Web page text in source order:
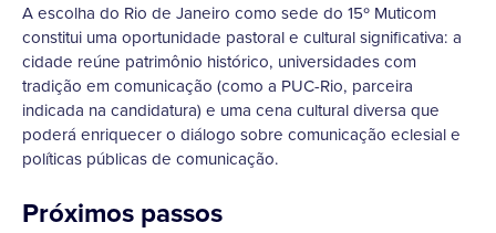
A escolha do Rio de Janeiro como sede do 15º Muticom
constitui uma oportunidade pastoral e cultural significativa: a
cidade reúne patrimônio histórico, universidades com
tradição em comunicação (como a PUC-Rio, parceira
indicada na candidatura) e uma cena cultural diversa que
poderá enriquecer o diálogo sobre comunicação eclesial e
políticas públicas de comunicação.
Próximos passos